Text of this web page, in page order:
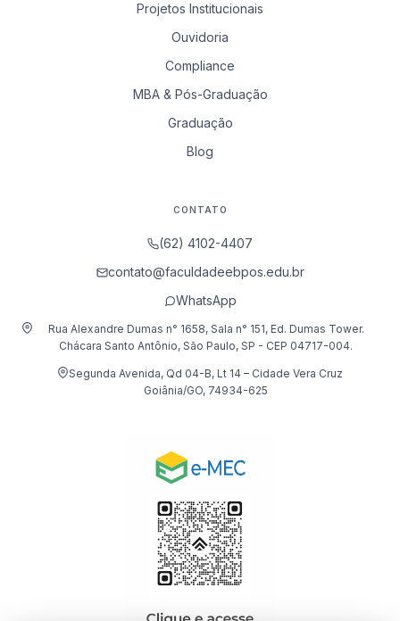
Projetos Institucionais
Ouvidoria
Compliance
MBA & Pós-Graduação
Graduação
Blog
CONTATO
(62) 4102-4407
contato@faculdadeebpos.edu.br
WhatsApp
Rua Alexandre Dumas n° 1658, Sala n° 151, Ed. Dumas Tower.
Chácara Santo Antônio, São Paulo, SP - CEP 04717-004.
Segunda Avenida, Qd 04-B, Lt 14 – Cidade Vera Cruz
Goiânia/GO, 74934-625